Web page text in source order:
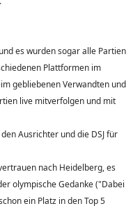
es wurden sogar alle Partien
Plattformen im
gebliebenen Verwandten und
live mitverfolgen und mit
Ausrichter und die DSJ für
nach Heidelberg, es
olympische Gedanke ("Dabei
ein Platz in den Top 5